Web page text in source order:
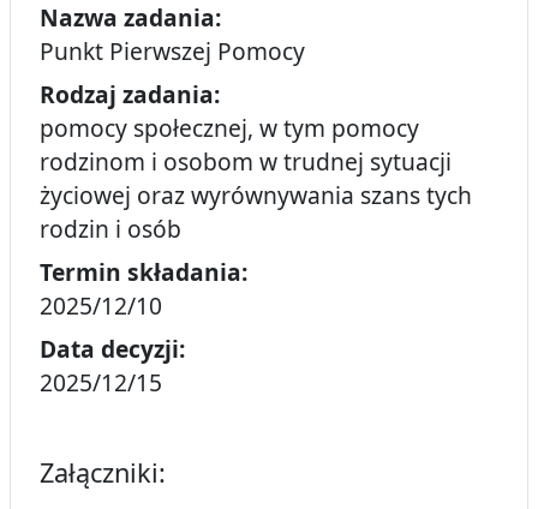
Nazwa zadania:
Punkt Pierwszej Pomocy
Rodzaj zadania:
pomocy społecznej, w tym pomocy
rodzinom i osobom w trudnej sytuacji
życiowej oraz wyrównywania szans tych
rodzin i osób
Termin składania:
2025/12/10
Data decyzji:
2025/12/15
Załączniki: